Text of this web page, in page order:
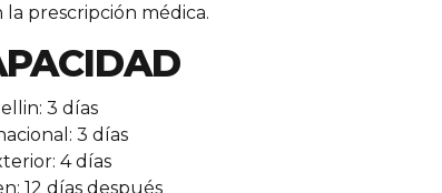
prescripción médica.
3 días
3 días
4 días
12 días después